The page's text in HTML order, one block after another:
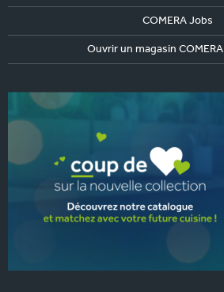
COMERA Jobs
Ouvrir un magasin